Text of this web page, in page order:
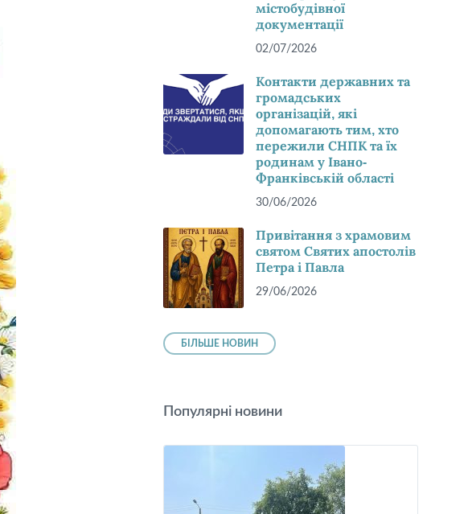
містобудівної
документації
02/07/2026
Контакти державних та
громадських
організацій, які
допомагають тим, хто
пережили СНПК та їх
родинам у Івано-
Франківській області
30/06/2026
Привітання з храмовим
святом Святих апостолів
Петра і Павла
29/06/2026
БІЛЬШЕ НОВИН
Популярні новини